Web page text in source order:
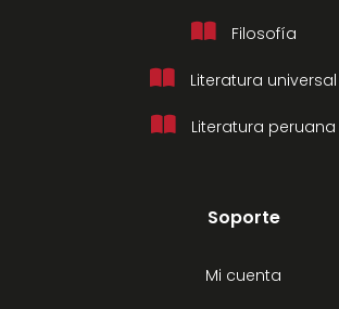
Filosofía
Literatura universal
Literatura peruana
Soporte
Mi cuenta